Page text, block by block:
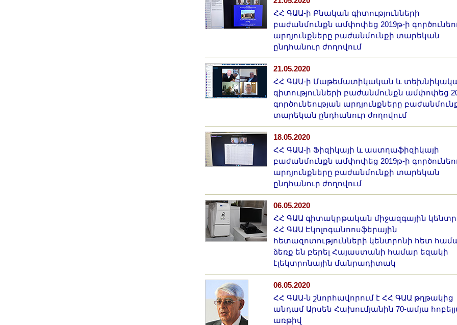
ՀՀ ԳԱԱ-ի Բնական գիտությունների
բաժանմունքն ամփոփեց 2019թ-ի
արդյունքները բաժանմունքի տարեկան
ընդհանուր ժողովում
21.05.2020
ՀՀ ԳԱԱ-ի Մաթեմատիկական և
գիտությունների բաժանմունքն ամփոփեց
գործունեության արդյունքները
տարեկան ընդհանուր ժողովում
18.05.2020
ՀՀ ԳԱԱ-ի Ֆիզիկայի և աստղաֆիզիկայի
բաժանմունքն ամփոփեց 2019թ-ի
արդյունքները բաժանմունքի տարեկան
ընդհանուր ժողովում
06.05.2020
ՀՀ ԳԱԱ գիտակրթական միջազգային
ՀՀ ԳԱԱ Էկոլոգանոոսֆերային
հետազոտությունների կենտրոնի հետ
ձեռք են բերել Հայաստանի համար եզակի
էլեկտրոնային մանրադիտակ
06.05.2020
ՀՀ ԳԱԱ-ն շնորհավորում է ՀՀ ԳԱԱ թղթակից
անդամ Արսեն Հախումյանին 70-ամյա
առթիվ